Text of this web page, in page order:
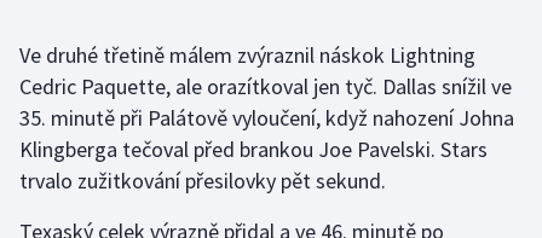
Ve druhé třetině málem zvýraznil náskok Lightning
Cedric Paquette, ale orazítkoval jen tyč. Dallas snížil ve
35. minutě při Palátově vyloučení, když nahození Johna
Klingberga tečoval před brankou Joe Pavelski. Stars
trvalo zužitkování přesilovky pět sekund.
Texaský celek výrazně přidal a ve 46. minutě po